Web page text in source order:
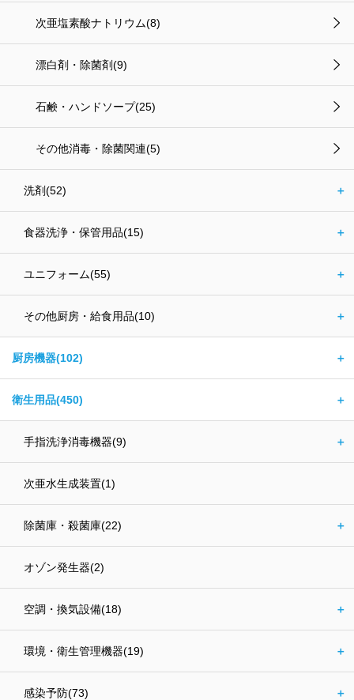
次亜塩素酸ナトリウム(8)
漂白剤・除菌剤(9)
石鹸・ハンドソープ(25)
その他消毒・除菌関連(5)
洗剤(52) ＋
食器洗浄・保管用品(15) ＋
ユニフォーム(55) ＋
その他厨房・給食用品(10) ＋
厨房機器(102) ＋
衛生用品(450) ＋
手指洗浄消毒機器(9) ＋
次亜水生成装置(1)
除菌庫・殺菌庫(22) ＋
オゾン発生器(2)
空調・換気設備(18) ＋
環境・衛生管理機器(19) ＋
感染予防(73) ＋